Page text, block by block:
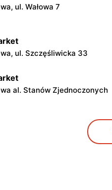
ul. Wałowa 7
ul. Szczęśliwicka 33
al. Stanów Zjednoczonych
ul. Żwirki i Wigury 17